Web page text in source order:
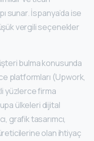
sunar. İspanya’da ise
vergili seçenekler
bulma konusunda
platformları (Upwork,
yüzlerce firma
ülkeleri dijital
grafik tasarımcı,
olan ihtiyaç